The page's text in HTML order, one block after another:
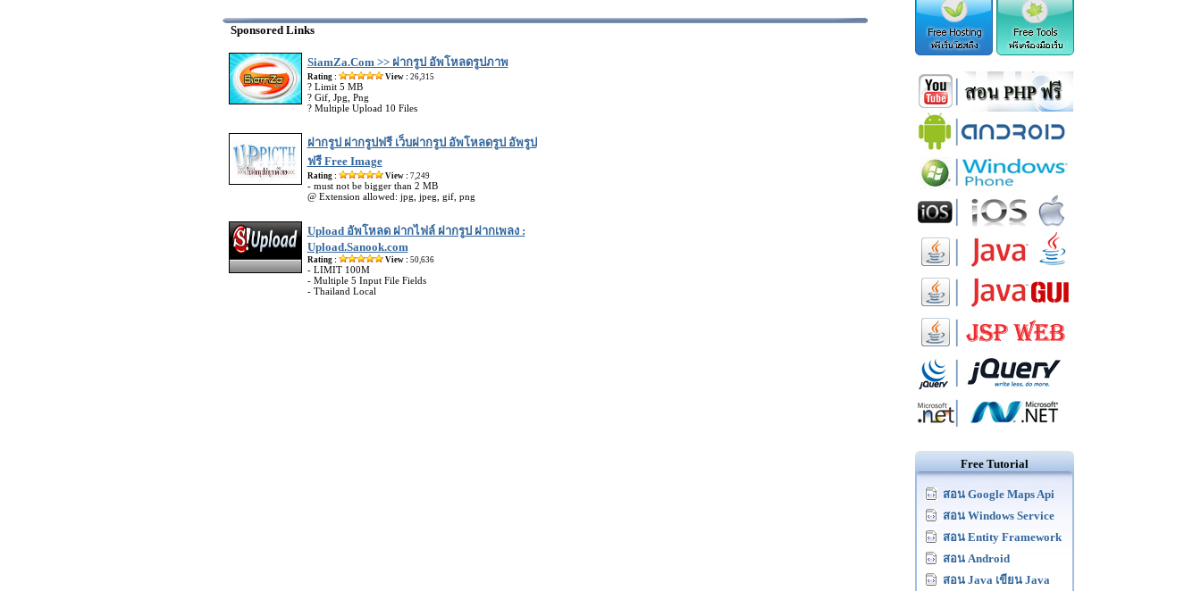
Sponsored Links
SiamZa.Com >> ฝากรูป อัพโหลดรูปภาพ
Rating : View : 26,315
? Limit 5 MB
? Gif, Jpg, Png
? Multiple Upload 10 Files
ฝากรูป ฝากรูปฟรี เว็บฝากรูป อัพโหลดรูป อัพรูป
ฟรี Free Image
Rating : View : 7,249
- must not be bigger than 2 MB
@ Extension allowed: jpg, jpeg, gif, png
Upload อัพโหลด ฝากไฟล์ ฝากรูป ฝากเพลง :
Upload.Sanook.com
Rating : View : 50,636
- LIMIT 100M
- Multiple 5 Input File Fields
- Thailand Local
Free Tutorial
สอน Google Maps Api
สอน Windows Service
สอน Entity Framework
สอน Android
สอน Java เขียน Java